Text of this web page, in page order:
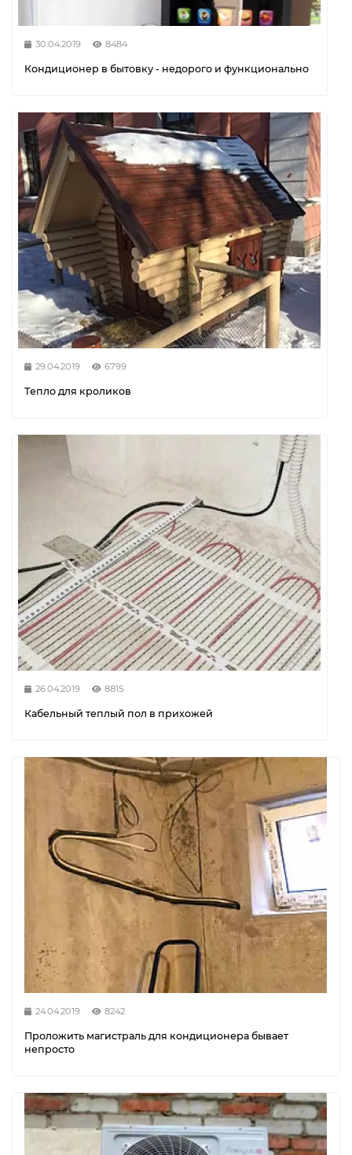
30.04.2019 8484
Кондиционер в бытовку - недорого и функционально
29.04.2019 6799
Тепло для кроликов
26.04.2019 8815
Кабельный теплый пол в прихожей
24.04.2019 8242
Проложить магистраль для кондиционера бывает
непросто